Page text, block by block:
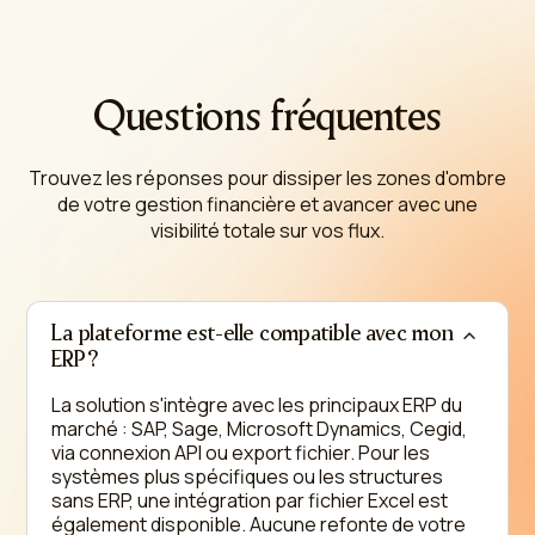
Questions fréquentes
Trouvez les réponses pour dissiper les zones d'ombre
de votre gestion financière et avancer avec une
visibilité totale sur vos flux.
La plateforme est-elle compatible avec mon
ERP ?
La solution s'intègre avec les principaux ERP du
marché : SAP, Sage, Microsoft Dynamics, Cegid,
via connexion API ou export fichier. Pour les
systèmes plus spécifiques ou les structures
sans ERP, une intégration par fichier Excel est
également disponible. Aucune refonte de votre